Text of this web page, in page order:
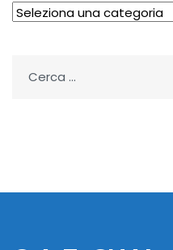
Archivio
per: